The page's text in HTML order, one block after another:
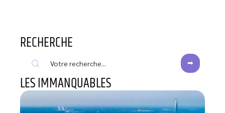
RECHERCHE
LES IMMANQUABLES